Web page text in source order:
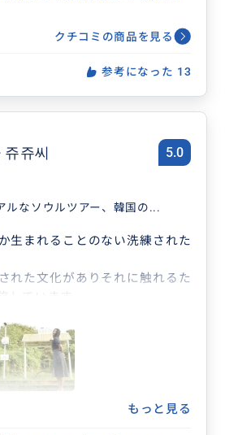
クチコミの商品を見る
参考になった 13
쥬씨 5.0
ルなソウルツアー、韓国の...
生まれることのない洗練された
れた文化がありそれに触れるた
しています。
された文化に触れたくて初めて
は素晴らしいものでした。
したことはありません。
知識があり流暢な日本語を話し
もっと見る